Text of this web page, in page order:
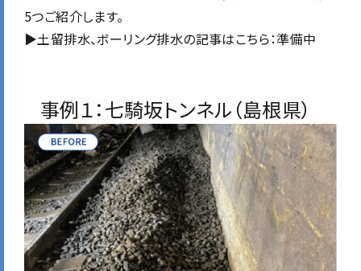
5つご紹介します。
▶︎土留排水、ボーリング排水の記事はこちら：準備中
事例１：七騎坂トンネル（島根県）